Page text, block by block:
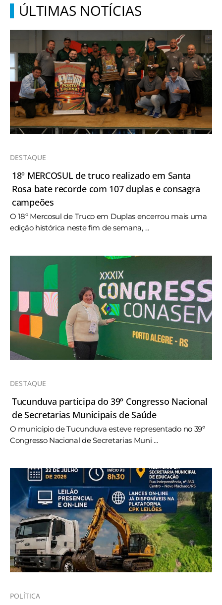
ÚLTIMAS NOTÍCIAS
DESTAQUE
18º MERCOSUL de truco realizado em Santa
Rosa bate recorde com 107 duplas e consagra
campeões
O 18º Mercosul de Truco em Duplas encerrou mais uma
edição histórica neste fim de semana, ...
DESTAQUE
Tucunduva participa do 39º Congresso Nacional
de Secretarias Municipais de Saúde
O município de Tucunduva esteve representado no 39º
Congresso Nacional de Secretarias Muni ...
POLÍTICA